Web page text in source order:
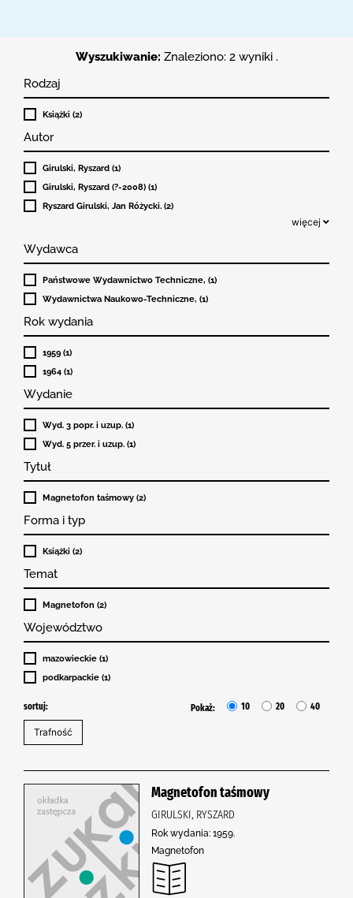
Wyszukiwanie: Znaleziono: 2 wyniki .
Rodzaj
Książki (2)
Autor
Girulski, Ryszard (1)
Girulski, Ryszard (?-2008) (1)
Ryszard Girulski, Jan Różycki. (2)
więcej
Wydawca
Państwowe Wydawnictwo Techniczne, (1)
Wydawnictwa Naukowo-Techniczne, (1)
Rok wydania
1959 (1)
1964 (1)
Wydanie
Wyd. 3 popr. i uzup. (1)
Wyd. 5 przer. i uzup. (1)
Tytuł
Magnetofon taśmowy (2)
Forma i typ
Książki (2)
Temat
Magnetofon (2)
Województwo
mazowieckie (1)
podkarpackie (1)
sortuj: Pokaż: 10 20 40
Magnetofon taśmowy
GIRULSKI, RYSZARD
Rok wydania: 1959.
Magnetofon